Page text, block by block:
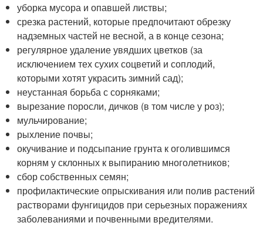
уборка мусора и опавшей листвы;
срезка растений, которые предпочитают обрезку
надземных частей не весной, а в конце сезона;
регулярное удаление увядших цветков (за
исключением тех сухих соцветий и соплодий,
которыми хотят украсить зимний сад);
неустанная борьба с сорняками;
вырезание поросли, дичков (в том числе у роз);
мульчирование;
рыхление почвы;
окучивание и подсыпание грунта к оголившимся
корням у склонных к выпиранию многолетников;
сбор собственных семян;
профилактические опрыскивания или полив растений
растворами фунгицидов при серьезных поражениях
заболеваниями и почвенными вредителями.